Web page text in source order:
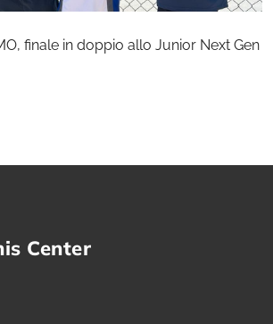
finale in doppio allo Junior Next Gen
Center